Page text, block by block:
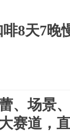
8天7晚
、场景
赛道，